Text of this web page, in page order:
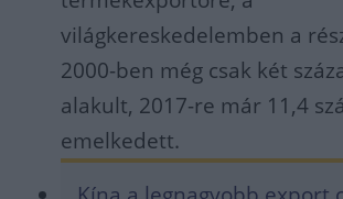
világkereskedelemben a
2000-ben még csak két
alakult, 2017-re már 11,4
emelkedett.